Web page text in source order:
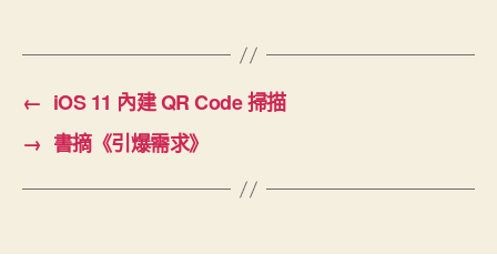
← iOS 11 內建 QR Code 掃描
→ 書摘《引爆需求》